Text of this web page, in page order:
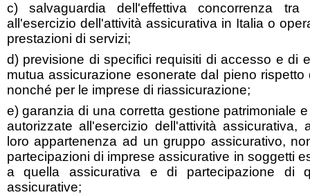
c) salvaguardia dell'effettiva concorrenza tra
all'esercizio dell'attività assicurativa in Italia o
prestazioni di servizi;
d) previsione di specifici requisiti di accesso e di
mutua assicurazione esonerate dal pieno
nonché per le imprese di riassicurazione;
e) garanzia di una corretta gestione patrimoniale
autorizzate all'esercizio dell'attività assicurativa,
loro appartenenza ad un gruppo assicurativo,
partecipazioni di imprese assicurative in soggetti
a quella assicurativa e di partecipazione di
assicurative;